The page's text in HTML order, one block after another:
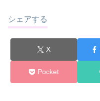
シェアする
X
Pocket